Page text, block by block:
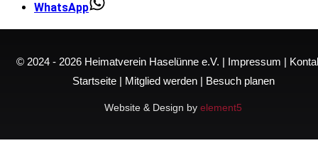
WhatsApp
© 2024 - 2026 Heimatverein Haselünne e.V. | Impressum |
Startseite| Mitglied werden| Besuch planen
Website & Design by element5